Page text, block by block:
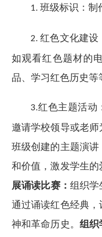
1. 班级标识： 制
2.红色文化建设
如观看红色题材的
品、学习红色历史等
3.红色主题活动
邀请学校领导或老
班级创建的主题演
和价值，激发学生
展诵读比赛： 组织学
通过诵读红色经典
神和革命历史。 组织